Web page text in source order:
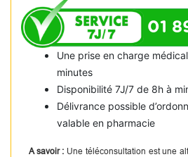
01
Une prise en charge
minutes
Disponibilité 7J/7 de 8h à
Délivrance possible
valable en pharmacie
A savoir : Une téléconsultation est une